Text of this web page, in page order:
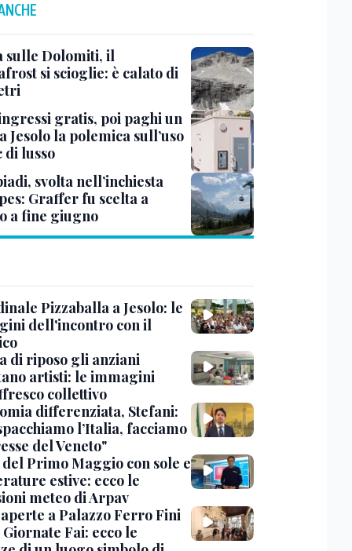
sulle Dolomiti, il
si scioglie: è calato di
gratis, poi paghi un
Jesolo la polemica sull’uso
di lusso
svolta nell’inchiesta
Graffer fu scelta a
a fine giugno
Pizzaballa a Jesolo: le
dell'incontro con il
di riposo gli anziani
artisti: le immagini
collettivo
differenziata, Stefani:
l’Italia, facciamo
del Veneto"
Primo Maggio con sole e
estive: ecco le
meteo di Arpav
a Palazzo Ferro Fini
Fai: ecco le